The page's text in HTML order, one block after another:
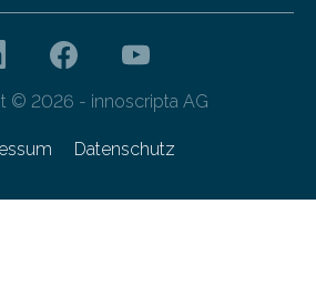
© 2026 - innoscripta AG
Datenschutz